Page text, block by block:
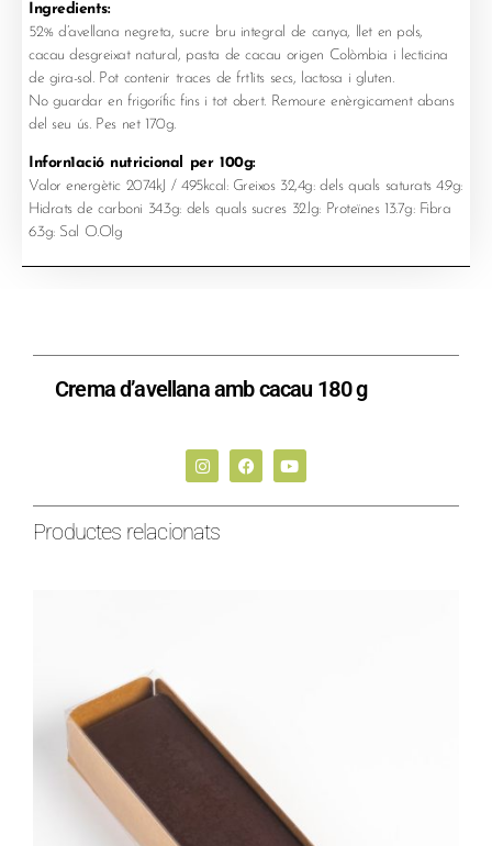
Ingredients:
52% d’avellana negreta, sucre bru integral de canya, llet en pols,
cacau desgreixat natural, pasta de cacau origen Colòmbia i lecticina
de gira-sol. Pot contenir traces de frt1its secs, lactosa i gluten.
No guardar en frigorífic fins i tot obert. Remoure enèrgicament abans
del seu ús. Pes net 170g.
Inforn1ació nutricional per 100g:
Valor energètic 2074kJ / 495kcal: Greixos 32,4g: dels quals saturats 4.9g:
Hidrats de carboni 34.3g: dels quals sucres 32.lg: Proteïnes 13.7g: Fibra
6.3g: Sal O.Olg
Crema d’avellana amb cacau 180 g
Productes relacionats